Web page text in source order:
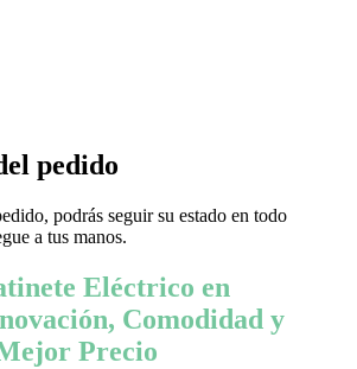
pedido
podrás seguir su estado en todo
a tus manos.
Eléctrico en
Comodidad y
Precio